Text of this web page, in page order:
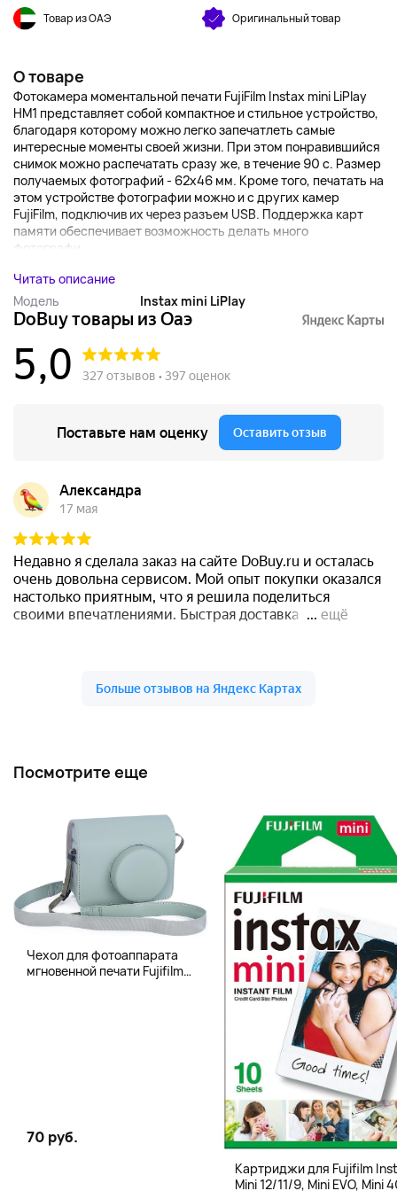
Товар из ОАЭ Оригинальный товар
О товаре
Фотокамера моментальной печати FujiFilm Instax mini LiPlay
HM1 представляет собой компактное и стильное устройство,
благодаря которому можно легко запечатлеть самые
интересные моменты своей жизни. При этом понравившийся
снимок можно распечатать сразу же, в течение 90 с. Размер
получаемых фотографий - 62x46 мм. Кроме того, печатать на
этом устройстве фотографии можно и с других камер
FujiFilm, подключив их через разъем USB. Поддержка карт
памяти обеспечивает возможность делать много
фотографи...
Читать описание
Модель
Instax mini LiPlay
Посмотрите еще
Чехол для фотоаппарата
мгновенной печати Fujifilm
70 руб.
Картриджи для Fujifilm
Mini 12/11/9, Mini EVO, Mini